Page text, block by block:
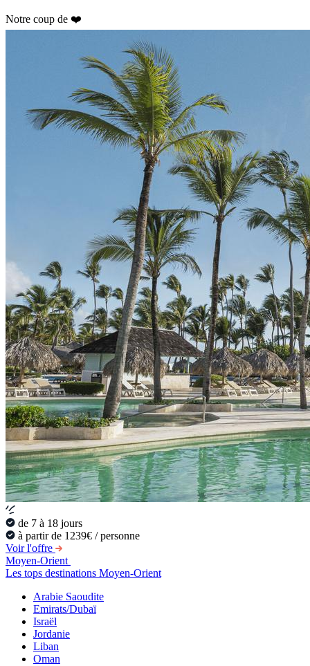
Notre coup de ❤️
de 7 à 18 jours
à partir de 1239€ / personne
Voir l'offre
Moyen-Orient
Les tops destinations Moyen-Orient
Arabie Saoudite
Emirats/Dubaï
Israël
Jordanie
Liban
Oman